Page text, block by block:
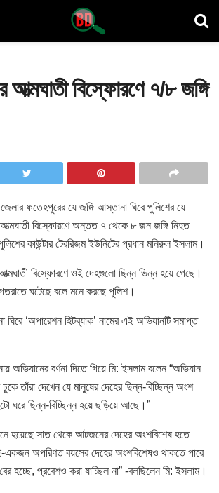
আত্মঘাতী বিস্ফোরণে ৭/৮ জঙ্গি
জেলার ফতেহপুরের যে জঙ্গি আস্তানা ঘিরে পুলিশের যে
বিস্ফোরণে অন্তত ৭ থেকে ৮ জন জঙ্গি নিহত
কাউন্টার টেররিজম ইউনিটের প্রধান মনিরুল ইসলাম।
বিস্ফোরণে ওই দেহগুলো ছিন্ন ভিন্ন হয়ে গেছে।
ঘটেছে বলে মনে করছে পুলিশ।
‘অপারেশন হিটব্যাক’ নামের এই অভিযানটি সমাপ্ত
অভিযানের বর্ণনা দিতে গিয়ে মি: ইসলাম বলেন “অভিযান
তাঁরা দেখেন যে মানুষের দেহের ছিন্ন-বিচ্ছিন্ন অংশ
ঘরে ছিন্ন-বিচ্ছিন্ন হয়ে ছড়িয়ে আছে।”
হয়েছে সাত থেকে আটজনের দেহের অংশবিশেষ হতে
একজন অপরিণত বয়সের দেহের অংশবিশেষও থাকতে পারে
হচ্ছে, প্রবেশও করা যাচ্ছিল না” -বলছিলেন মি: ইসলাম।